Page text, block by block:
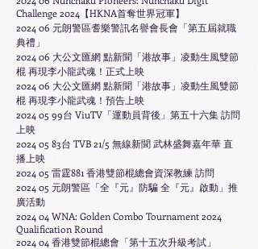
Challenge 2024【HKNA首奪世界冠軍】
2024 06 元朗警區耆樂警訊名譽會長會 「第五屆就職
典禮 」
​2024 06 大公文匯網 點新聞 「港故事 」 凌動生風雙節
棍 再現李小龍武魂！正式上映
​2024 06 大公文匯網 點新聞 「港故事 」 凌動生風雙節
棍 再現李小龍武魂！預告上映
2024 05 99台 ViuTV 「運動員背後」第五十六集 訪問
上映
2024 05 83台 TVB 21/5 無線新聞 武林盛舞嘉年華 直
播上映
2024 05 雷霆881 香港雙節棍總會資深教練 訪問
2024 05 元朗警區 「全『元』防騙 全『元』啟動 」推
廣活動
2024 04 WNA: Golden Combo Tournament 2024
Qualification Round
2024 04 香港雙節棍總會 「第十五次升級考試」